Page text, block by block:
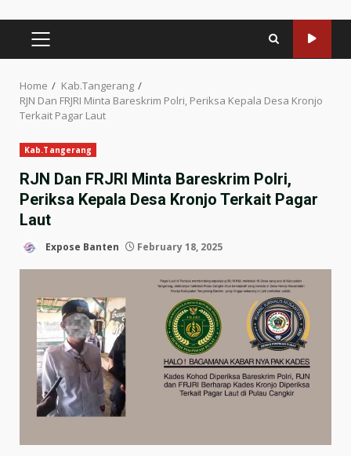
PRIMARY
MENU
Home
Kab.Tangerang
RJN Dan FRJRI Minta Bareskrim Polri, Periksa Kepala Desa Kronjo
Terkait Pagar Laut
Kab.Tangerang
RJN Dan FRJRI Minta Bareskrim Polri,
Periksa Kepala Desa Kronjo Terkait Pagar
Laut
Expose Banten February 18, 2025